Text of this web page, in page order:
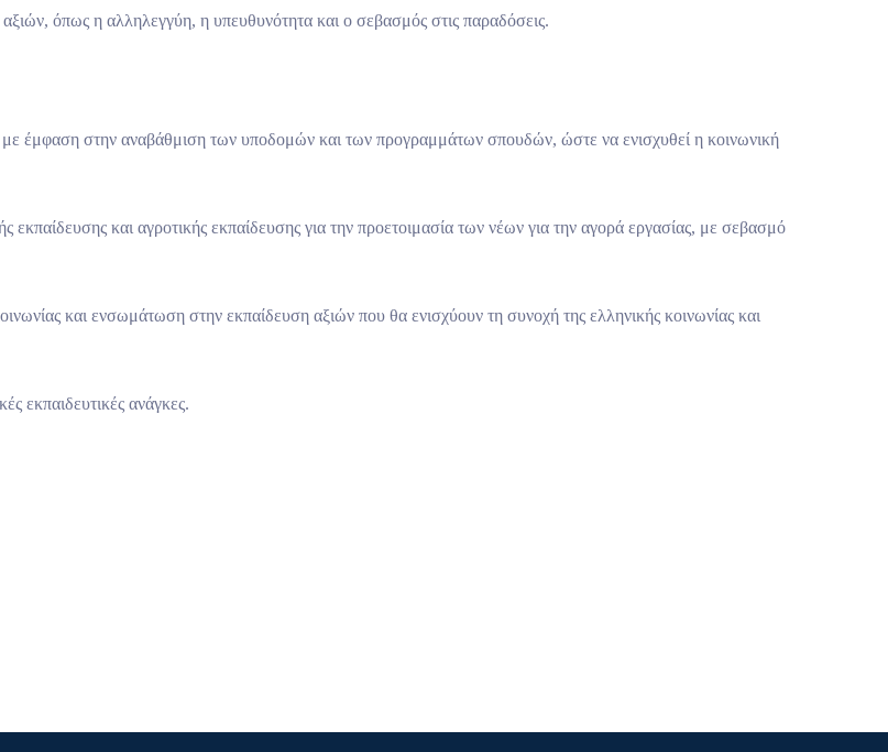
όπως η αλληλεγγύη, η υπευθυνότητα και ο σεβασμός στις παραδόσεις.
έμφαση στην αναβάθμιση των υποδομών και των προγραμμάτων σπουδών, ώστε να ενισχυθεί η κοινωνική
εκπαίδευσης και αγροτικής εκπαίδευσης για την προετοιμασία των νέων για την αγορά εργασίας, με σεβασμό
και ενσωμάτωση στην εκπαίδευση αξιών που θα ενισχύουν τη συνοχή της ελληνικής κοινωνίας και
εκπαιδευτικές ανάγκες.